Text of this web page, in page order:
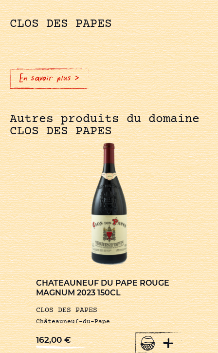
CLOS DES PAPES
En savoir plus >
Autres produits du domaine
CLOS DES PAPES
CHATEAUNEUF DU PAPE ROUGE
MAGNUM 2023 150CL
CLOS DES PAPES
Châteauneuf-du-Pape
162,00€ +